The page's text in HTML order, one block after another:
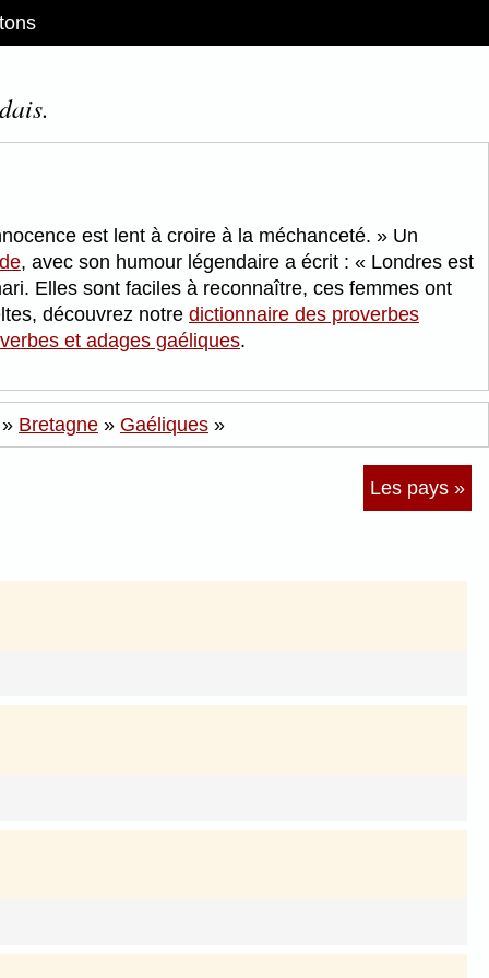
est lent à croire à la méchanceté.
Un
, avec son humour légendaire a écrit :
Londres est
Elles sont faciles à reconnaître, ces femmes ont
découvrez notre dictionnaire des proverbes
et adages gaéliques.
» Bretagne » Gaéliques »
Les pays »